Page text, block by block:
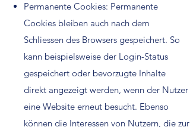
Permanente Cookies: Permanente
Cookies bleiben auch nach dem
Schliessen des Browsers gespeichert. So
kann beispielsweise der Login-Status
gespeichert oder bevorzugte Inhalte
direkt angezeigt werden, wenn der Nutzer
eine Website erneut besucht. Ebenso
können die Interessen von Nutzern, die zur